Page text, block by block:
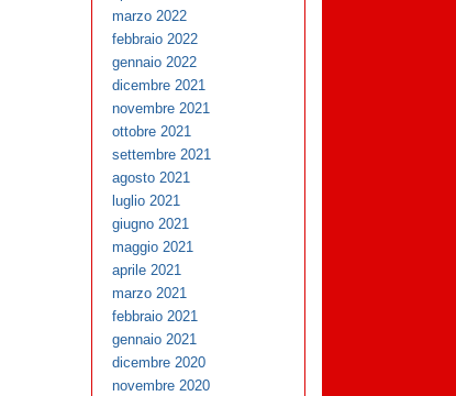
marzo 2022
febbraio 2022
gennaio 2022
dicembre 2021
novembre 2021
ottobre 2021
settembre 2021
agosto 2021
luglio 2021
giugno 2021
maggio 2021
aprile 2021
marzo 2021
febbraio 2021
gennaio 2021
dicembre 2020
novembre 2020